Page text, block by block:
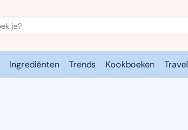
Ingrediënten Trends Kookboeken Travel